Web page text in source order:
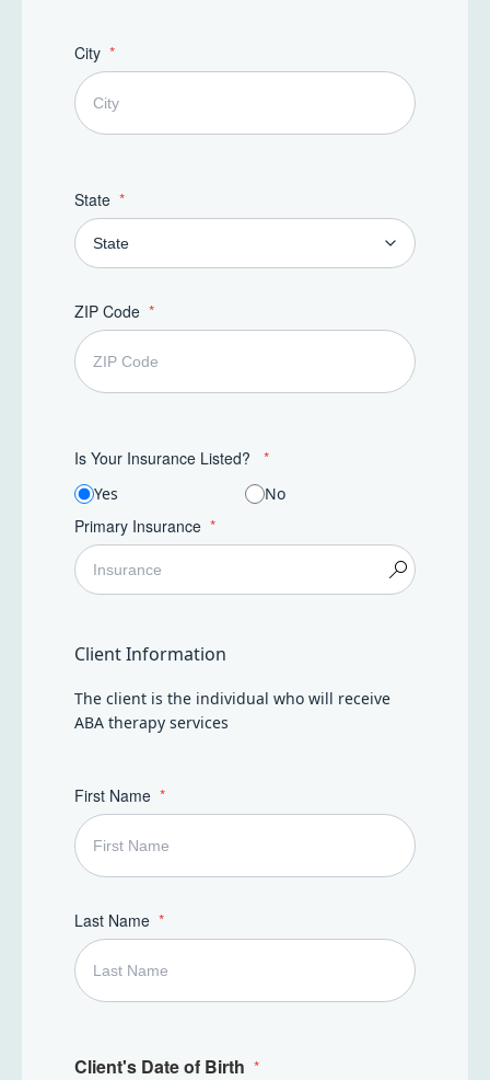
e
s
City
State
ZIP Code
Is Your Insurance Listed?
Yes No
Primary Insurance
Client Information
The client is the individual who will receive
ABA therapy services
First Name
Last Name
Client's Date of Birth